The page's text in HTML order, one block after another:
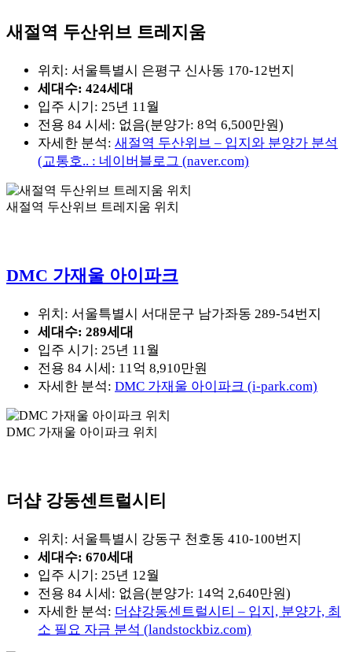
새절역 두산위브 트레지움
위치: 서울특별시 은평구 신사동 170-12번지
세대수: 424세대
입주 시기: 25년 11월
전용 84 시세: 없음(분양가: 8억 6,500만원)
자세한 분석: 새절역 두산위브 – 입지와 분양가 분석
(교통호.. : 네이버블로그 (naver.com)
새절역 두산위브 트레지움 위치
DMC 가재울 아이파크
위치: 서울특별시 서대문구 남가좌동 289-54번지
세대수: 289세대
입주 시기: 25년 11월
전용 84 시세: 11억 8,910만원
자세한 분석: DMC 가재울 아이파크 (i-park.com)
DMC 가재울 아이파크 위치
더샵 강동센트럴시티
위치: 서울특별시 강동구 천호동 410-100번지
세대수: 670세대
입주 시기: 25년 12월
전용 84 시세: 없음(분양가: 14억 2,640만원)
자세한 분석: 더샵강동센트럴시티 – 입지, 분양가, 최
소 필요 자금 분석 (landstockbiz.com)